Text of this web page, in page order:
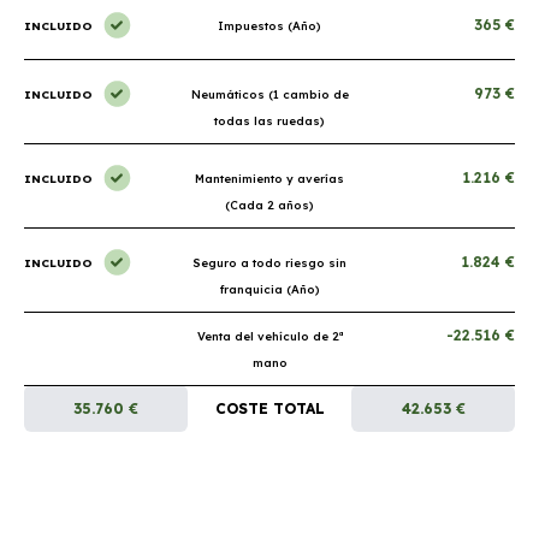
INCLUIDO Impuestos (Año) 365 €
INCLUIDO
Neumáticos (1 cambio de
todas las ruedas)
973 €
INCLUIDO
Mantenimiento y averías
(Cada 2 años)
1.216 €
INCLUIDO
Seguro a todo riesgo sin
franquicia (Año)
1.824 €
Venta del vehículo de 2ª
mano
-22.516 €
35.760 € COSTE TOTAL 42.653 €